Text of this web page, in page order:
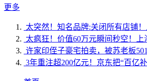
更多
太突然！知名品牌:关闭所有店铺
太疯狂！价值60万元瞬间秒空！上
许家印侄子豪宅拍卖，被苏老板
3年重注超200亿元！京东把“百亿